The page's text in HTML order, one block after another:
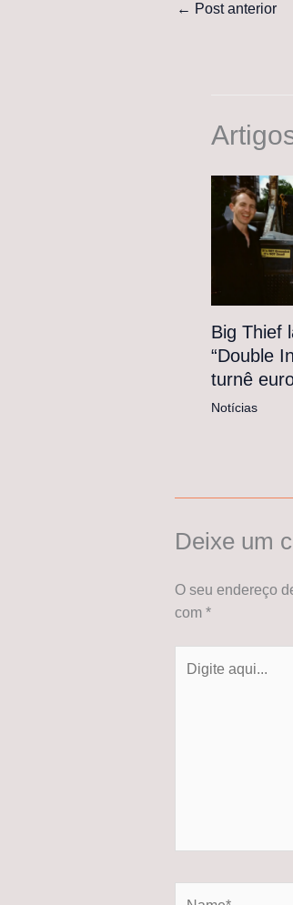
← Post anterior
Big Thief
“Double
turnê
Notícias
Deixe um
O seu endereço
com *
aqui...